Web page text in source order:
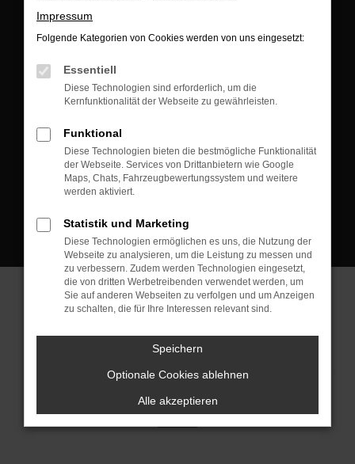
Postadresse:
Kontakt:
Tel.: +49 3745 760 90 20
Fax: +49 3745 760 90 21
Mail: fj@jakob-trading.com
Cookie Einstellungen
© 2026 Jakob Trading GmbH | Neustädter Straße 1 | DE-08223
Neustadt/Vogtland | fj@jakob-trading.com | Webdesign by audaris.de
Impressum
Folgende Kategorien von Cookies werden von uns eingesetzt:
Essentiell
Diese Technologien sind erforderlich, um die
Kernfunktionalität der Webseite zu gewährleisten.
Funktional
Diese Technologien bieten die bestmögliche Funktionalität
der Webseite. Services von Drittanbietern wie Google
Maps, Chats, Fahrzeugbewertungssystem und weitere
werden aktiviert.
Statistik und Marketing
Diese Technologien ermöglichen es uns, die Nutzung der
Webseite zu analysieren, um die Leistung zu messen und
zu verbessern. Zudem werden Technologien eingesetzt,
die von dritten Werbetreibenden verwendet werden, um
Sie auf anderen Webseiten zu verfolgen und um Anzeigen
zu schalten, die für Ihre Interessen relevant sind.
Speichern
Optionale Cookies ablehnen
Alle akzeptieren